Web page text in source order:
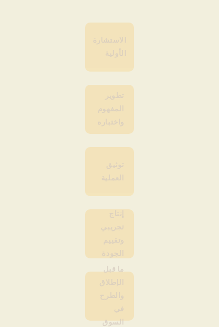
تطوير
المفهوم
توثيق
العملية
تجريبي
الجودة
ما قبل
والطرح
السوق